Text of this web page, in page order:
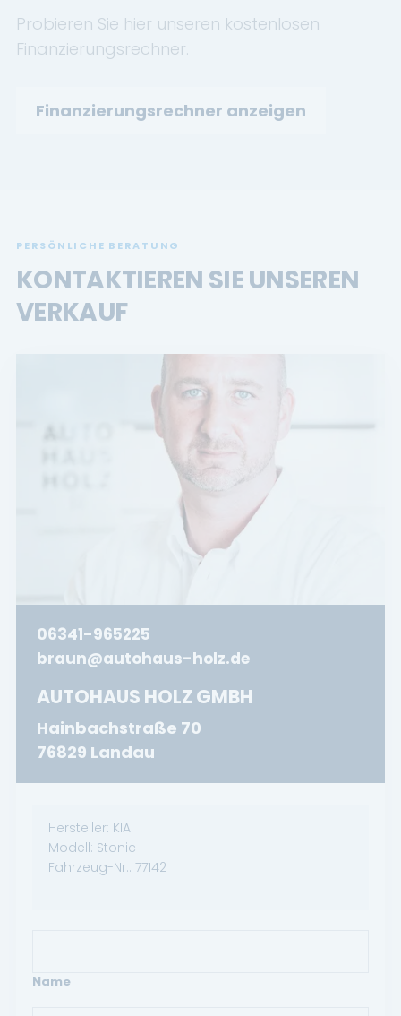
Probieren Sie hier unseren kostenlosen
Finanzierungsrechner.
Finanzierungsrechner anzeigen
PERSÖNLICHE BERATUNG
KONTAKTIEREN SIE UNSEREN
VERKAUF
06341-965225
braun@autohaus-holz.de
AUTOHAUS HOLZ GMBH
Hainbachstraße 70
76829 Landau
Hersteller: KIA
Modell: Stonic
Fahrzeug-Nr.: 77142
Name